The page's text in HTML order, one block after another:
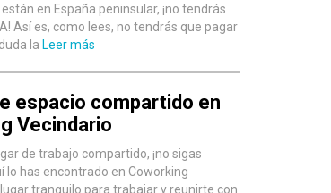
en España peninsular, ¡no tendrás
Así es, como lees, no tendrás que pagar
la Leer más
espacio compartido en
Vecindario
de trabajo compartido, ¡no sigas
lo has encontrado en Coworking
tranquilo para trabajar y reunirte con